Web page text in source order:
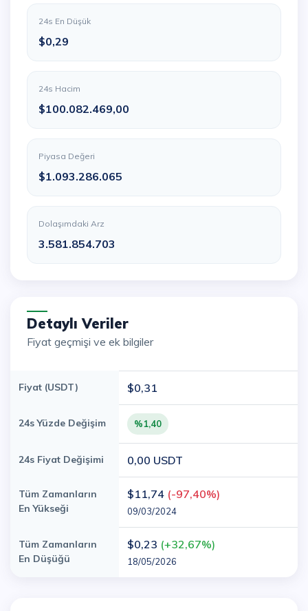
24s En Düşük
$0,29
24s Hacim
$100.082.469,00
Piyasa Değeri
$1.093.286.065
Dolaşımdaki Arz
3.581.854.703
Detaylı Veriler
Fiyat geçmişi ve ek bilgiler
Fiyat (USDT) $0,31
24s Yüzde Değişim %1,40
24s Fiyat Değişimi 0,00 USDT
Tüm Zamanların
En Yükseği
$11,74 (-97,40%)
09/03/2024
Tüm Zamanların
En Düşüğü
$0,23 (+32,67%)
18/05/2026